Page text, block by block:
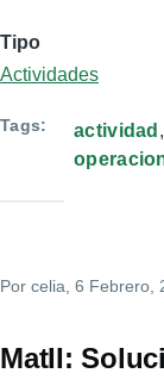
Tipo
Actividades
Tags actividad
Por celia , 6 Febrero,
MatII: